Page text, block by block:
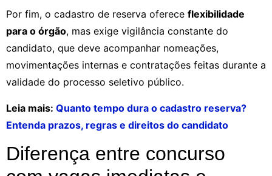
Por fim, o cadastro de reserva oferece flexibilidade
para o órgão, mas exige vigilância constante do
candidato, que deve acompanhar nomeações,
movimentações internas e contratações feitas durante a
validade do processo seletivo público.
Leia mais: Quanto tempo dura o cadastro reserva?
Entenda prazos, regras e direitos do candidato
Diferença entre concurso